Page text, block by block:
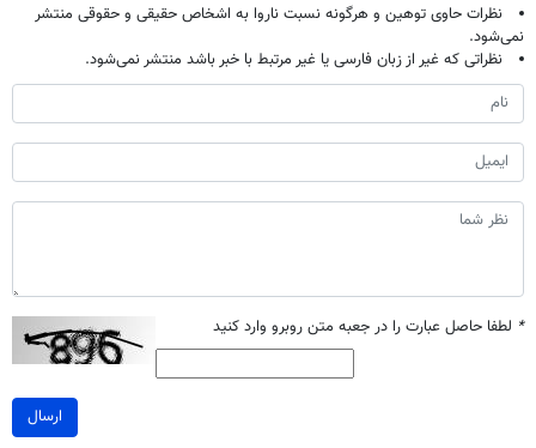
نظرات حاوی توهین و هرگونه نسبت ناروا به اشخاص حقیقی و حقوقی منتشر
نمی‌شود.
نظراتی که غیر از زبان فارسی یا غیر مرتبط با خبر باشد منتشر نمی‌شود.
* لطفا حاصل عبارت را در جعبه متن روبرو وارد کنید
ارسال